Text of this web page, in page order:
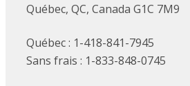
Québec, QC, Canada G1C 7M9
Québec : 1-418-841-7945
Sans frais : 1-833-848-0745